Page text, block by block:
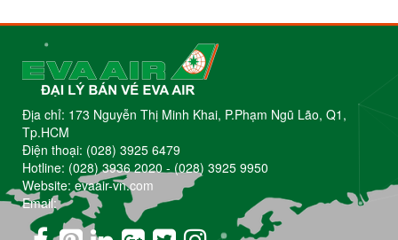
Địa chỉ: 173 Nguyễn Thị Minh Khai, P.Phạm Ngũ Lão, Q1,
Tp.HCM
Điện thoại: (028) 3925 6479
Hotline: (028) 3936 2020-(028) 3925 9950
Website: evaair-vn.com
Email: